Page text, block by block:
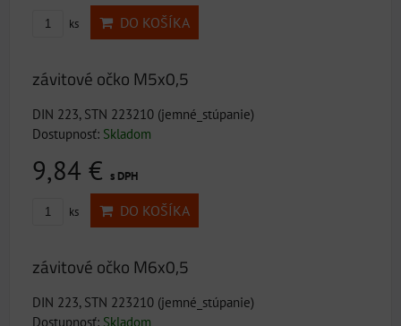
ks DO KOŠÍKA
závitové očko M5x0,5
DIN 223, STN 223210 (jemné_stúpanie)
Dostupnosť: Skladom
9,84 € s DPH
ks DO KOŠÍKA
závitové očko M6x0,5
DIN 223, STN 223210 (jemné_stúpanie)
Dostupnosť: Skladom